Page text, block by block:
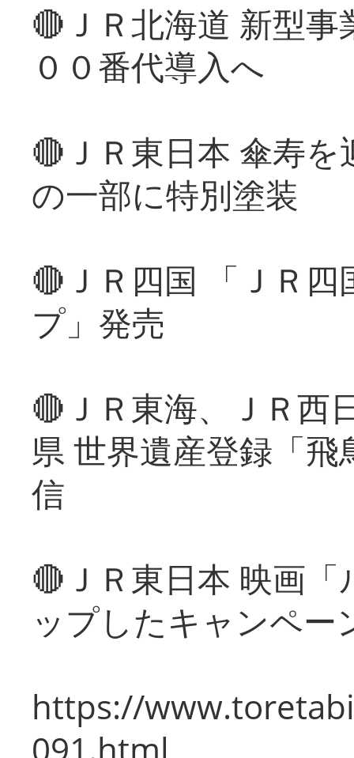
🔴ＪＲ北海道 新型
００番代導入へ
🔴ＪＲ東日本 傘寿
の一部に特別塗装
🔴ＪＲ四国 「ＪＲ
プ」発売
🔴ＪＲ東海、ＪＲ西
県 世界遺産登録「
信
🔴ＪＲ東日本 映画
ップしたキャンペー
https://